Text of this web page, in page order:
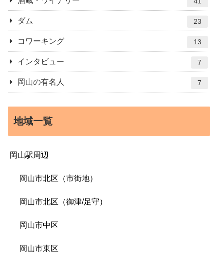
ダム 23
コワーキング 13
インタビュー 7
岡山の有名人 7
地域一覧
岡山駅周辺
岡山市北区（市街地）
岡山市北区（御津/足守）
岡山市中区
岡山市東区